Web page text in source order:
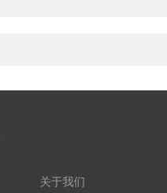
关于我们